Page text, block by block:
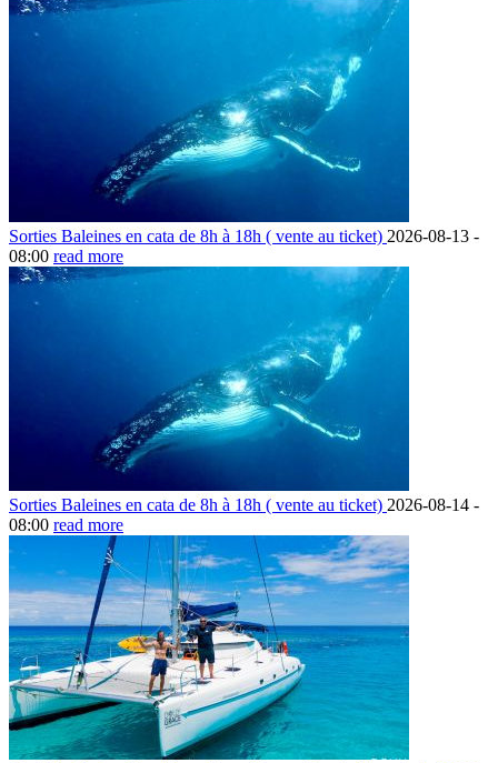
Sorties Baleines en cata de 8h à 18h ( vente au ticket) 2026-08-13 -
08:00 read more
Sorties Baleines en cata de 8h à 18h ( vente au ticket) 2026-08-14 -
08:00 read more